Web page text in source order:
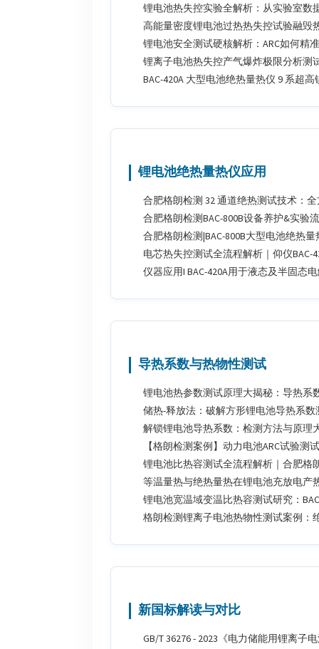
锂电池热失控实验全解析：从实验室数
高能量密度锂电池过热热失控试验融毁
锂电池安全测试硬核解析：ARC如何精
锂离子电池热失控产气爆炸极限分析测
BAC-420A 大型电池绝热量热仪 9 系超
锂电池绝热量热仪应用
合肥格朗检测 32 通道绝热测试技术：
合肥格朗检测BAC-800B设备养护&实验
合肥格朗检测|BAC-800B大型电池绝热
电芯热失控测试全流程解析｜仰仪BAC-
仪器应用I BAC-420A用于液态及半固态
导热系数与热物性测试
锂电池热参数测试原理大揭秘：导热系
储热-释放法：破解方形锂电池导热系数
解锁锂电池导热系数：检测方法与原理
【格朗检测案例】动力电池ARC试验测
锂电池比热容测试全流程解析｜合肥格
等温量热与绝热量热在锂电池充放电产
锂电池宽温域变温比热容测试研究：
格朗检测锂离子电池热物性测试案例：
新国标解读与对比
GB/T 36276 - 2023《电力储能用锂离子